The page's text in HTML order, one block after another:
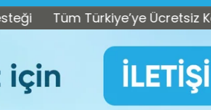
Tüm Türkiye’ye Ücretsiz Kargo •